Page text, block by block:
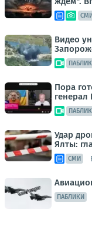
Видео
Пора
генерал
Удар
Ялты:
СМИ
ПАБЛИКИ